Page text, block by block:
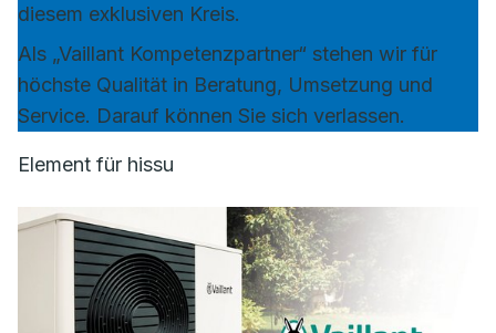
diesem exklusiven Kreis.
Als „Vaillant Kompetenzpartner“ stehen wir für
höchste Qualität in Beratung, Umsetzung und
Service. Darauf können Sie sich verlassen.
Element für hissu